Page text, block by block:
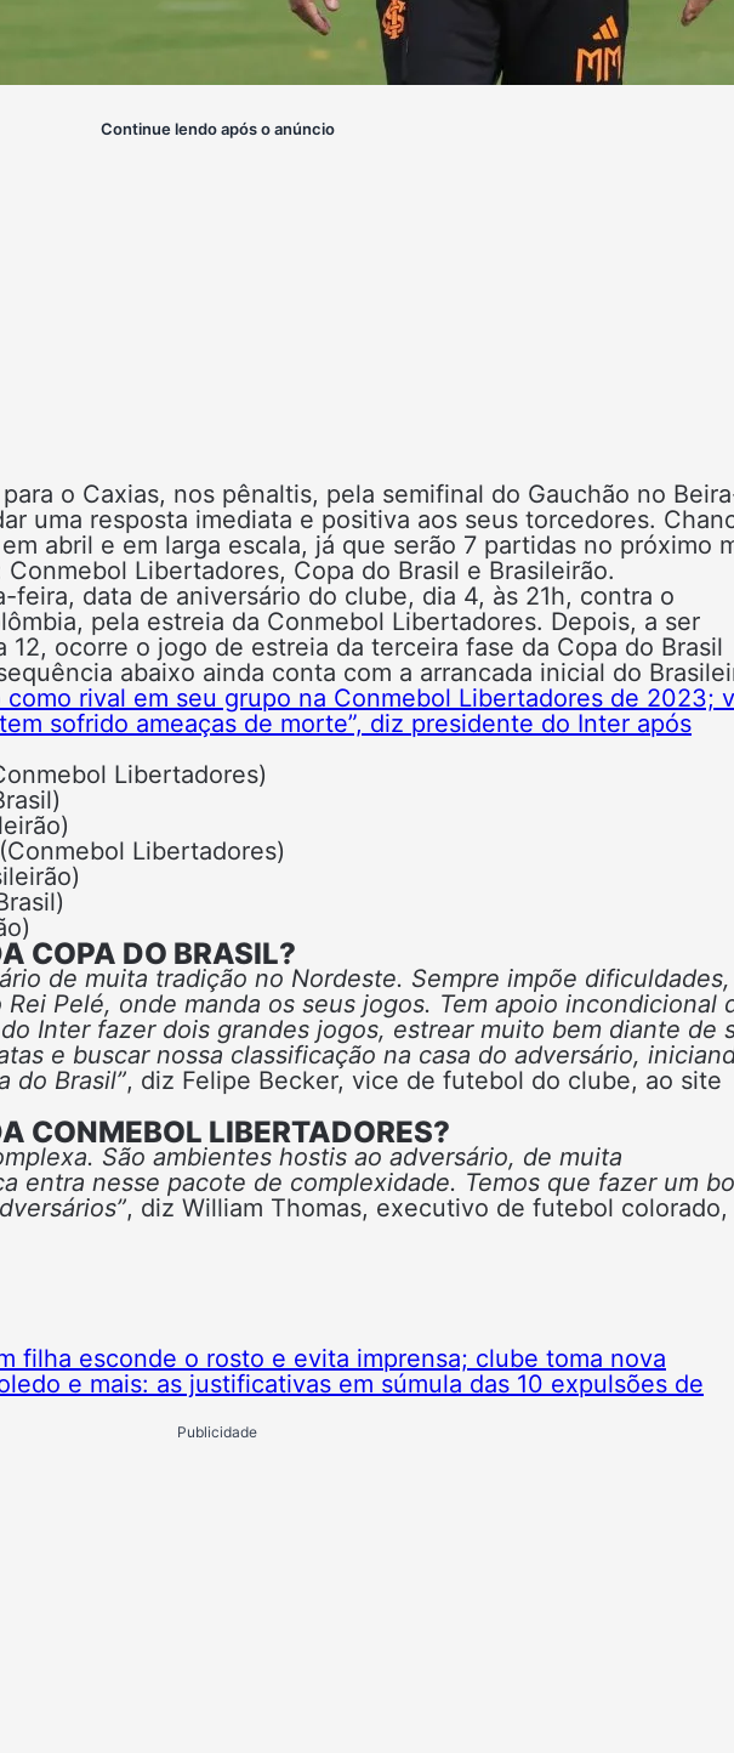
Continue lendo após o anúncio
o Caxias, nos pênaltis, pela semifinal do Gauchão no
uma resposta imediata e positiva aos seus torcedores.
abril e em larga escala, já que serão 7 partidas no próximo
Libertadores, Copa do Brasil e Brasileirão.
feira, data de aniversário do clube, dia 4, às 21h, contra o
pela estreia da Conmebol Libertadores. Depois, a ser
12, ocorre o jogo de estreia da terceira fase da Copa do Brasil
abaixo ainda conta com a arrancada inicial do
rival em seu grupo na Conmebol Libertadores de 2023;
sofrido ameaças de morte”, diz presidente do Inter após
Libertadores)
Libertadores)
COPA DO BRASIL?
de muita tradição no Nordeste. Sempre impõe dificuldades,
Pelé, onde manda os seus jogos. Tem apoio incondicional
Inter fazer dois grandes jogos, estrear muito bem diante de
e buscar nossa classificação na casa do adversário,
do Brasil”, diz Felipe Becker, vice de futebol do clube, ao site
CONMEBOL LIBERTADORES?
São ambientes hostis ao adversário, de muita
entra nesse pacote de complexidade. Temos que fazer um
, diz William Thomas, executivo de futebol colorado,
filha esconde o rosto e evita imprensa; clube toma nova
e mais: as justificativas em súmula das 10 expulsões de
Publicidade